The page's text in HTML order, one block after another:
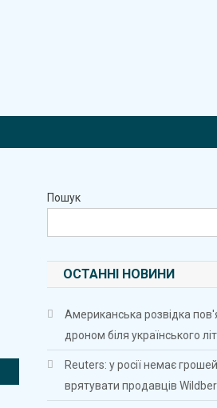
Пошук
ОСТАННІ НОВИНИ
Американська розвідка
дроном біля українського
Reuters: у росії немає
врятувати продавців